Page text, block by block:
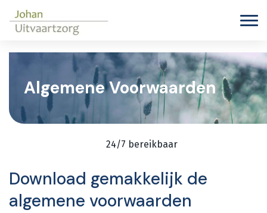
Algemene Voorwaarden
24/7 bereikbaar
Download gemakkelijk de
algemene voorwaarden